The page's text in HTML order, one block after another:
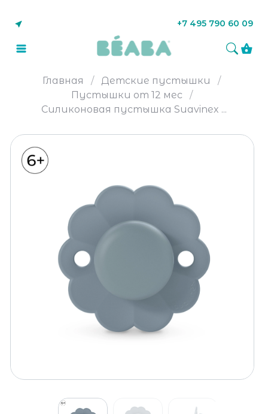
+7 495 790 60 09
Главная
Детские пустышки
Пустышки от 12 мес
Силиконовая пустышка Suavinex ...